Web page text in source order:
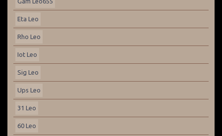
Eta Leo
Rho Leo
Iot Leo
Sig Leo
Ups Leo
31 Leo
60 Leo